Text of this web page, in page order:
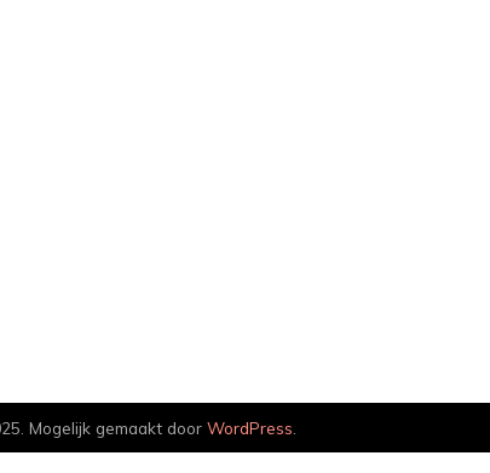
Mogelijk gemaakt door WordPress